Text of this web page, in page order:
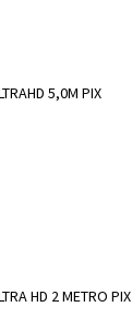
5,0M PIX
HD 2 METRO PIX